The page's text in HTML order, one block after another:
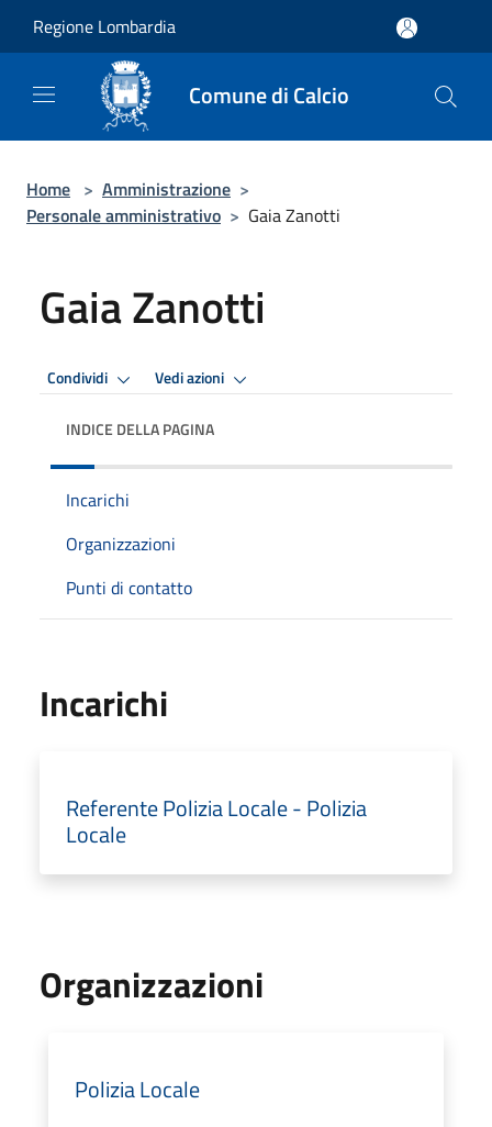
Regione Lombardia
Comune di Calcio
Home > Amministrazione >
Personale amministrativo > Gaia Zanotti
Gaia Zanotti
Condividi Vedi azioni
INDICE DELLA PAGINA
Incarichi
Organizzazioni
Punti di contatto
Incarichi
Referente Polizia Locale - Polizia
Locale
Organizzazioni
Polizia Locale